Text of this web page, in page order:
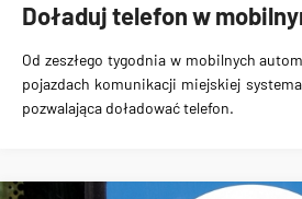
Doładuj telefon w
Od zeszłego tygodnia w mobilnych
pojazdach komunikacji miejskiej
pozwalająca doładować telefon.